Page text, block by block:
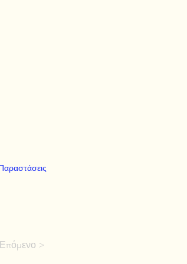
Επόμενο >